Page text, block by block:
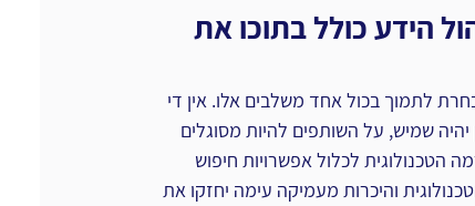
הידע כולל בתוכו את
לתמוך ‏בכול אחד משלבים אלו. אין די
שמיש, על השותפים להיות מסוגלים
הטכנולוגית לכלול אפשרויות חיפוש
והיכרות מעמיקה עימה יחזקו את